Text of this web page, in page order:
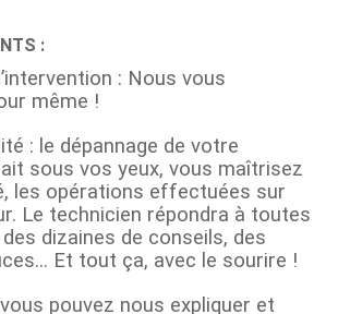
:
: Nous vous
même !
: le dépannage de votre
sous vos yeux, vous maîtrisez
les opérations effectuées sur
Le technicien répondra à toutes
dizaines de conseils, des
Et tout ça, avec le sourire !
pouvez nous expliquer et